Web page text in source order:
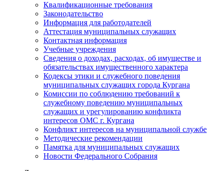
Квалификационные требования
Законодательство
Информация для работодателей
Аттестация муниципальных служащих
Контактная информация
Учебные учреждения
Сведения о доходах, расходах, об имуществе и
обязательствах имущественного характера
Кодексы этики и служебного поведения
муниципальных служащих города Кургана
Комиссии по соблюдению требований к
служебному поведению муниципальных
служащих и урегулированию конфликта
интересов ОМС г. Кургана
Конфликт интересов на муниципальной службе
Методические рекомендации
Памятка для муниципальных служащих
Новости Федерального Cобрания